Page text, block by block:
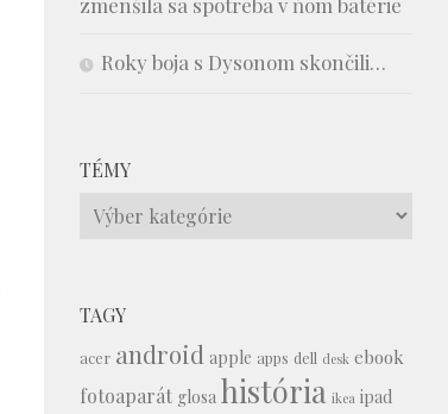
Roky boja s Dysonom skončili…
TÉMY
Témy
TAGY
acer android apple apps dell desk ebook
fotoaparát glosa história ikea ipad